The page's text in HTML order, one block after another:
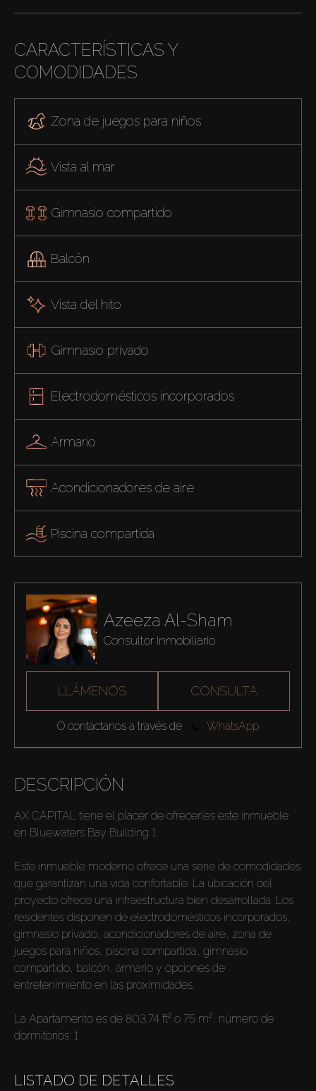
CARACTERÍSTICAS Y
COMODIDADES
Zona de juegos para niños
Vista al mar
Gimnasio compartido
Balcón
Vista del hito
Gimnasio privado
Electrodomésticos incorporados
Armario
Acondicionadores de aire
Piscina compartida
Azeeza Al-Sham
Consultor Inmobiliario
LLÁMENOS CONSULTA
O contáctanos a través de WhatsApp
DESCRIPCIÓN
AX CAPITAL tiene el placer de ofrecerles este inmueble
en Bluewaters Bay Building 1.
Este inmueble moderno ofrece una serie de comodidades
que garantizan una vida confortable. La ubicación del
proyecto ofrece una infraestructura bien desarrollada. Los
residentes disponen de electrodomésticos incorporados,
gimnasio privado, acondicionadores de aire, zona de
juegos para niños, piscina compartida, gimnasio
compartido, balcón, armario y opciones de
entretenimiento en las proximidades.
La Apartamento es de 803.74 ft² o 75 m², número de
dormitorios: 1
LISTADO DE DETALLES